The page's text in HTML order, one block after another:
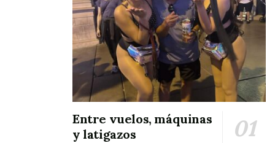
Entre vuelos, máquinas
y latigazos